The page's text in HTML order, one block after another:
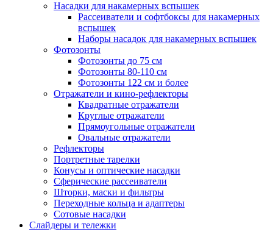
Насадки для накамерных вспышек
Рассеиватели и софтбоксы для накамерных
вспышек
Наборы насадок для накамерных вспышек
Фотозонты
Фотозонты до 75 см
Фотозонты 80-110 см
Фотозонты 122 см и более
Отражатели и кино-рефлекторы
Квадратные отражатели
Круглые отражатели
Прямоугольные отражатели
Овальные отражатели
Рефлекторы
Портретные тарелки
Конусы и оптические насадки
Сферические рассеиватели
Шторки, маски и фильтры
Переходные кольца и адаптеры
Сотовые насадки
Слайдеры и тележки